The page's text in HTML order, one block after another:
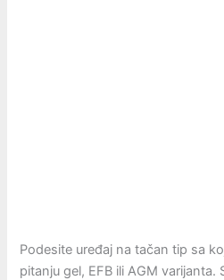
Podesite uređaj na tačan tip sa
pitanju gel, EFB ili AGM varijanta.